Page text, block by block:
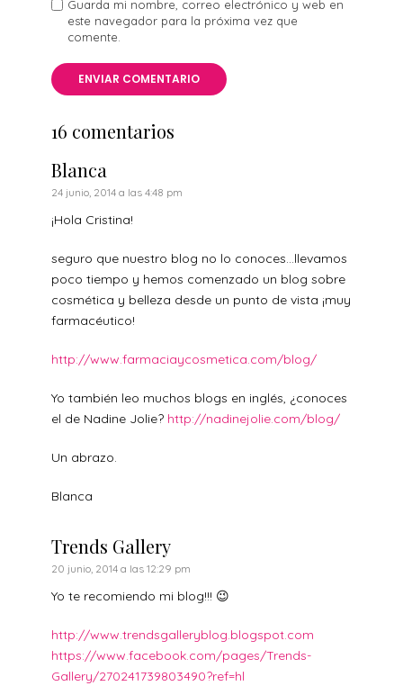
Guarda mi nombre, correo electrónico y web en
este navegador para la próxima vez que
comente.
16 comentarios
Blanca
24 junio, 2014 a las 4:48 pm
¡Hola Cristina!
seguro que nuestro blog no lo conoces…llevamos
poco tiempo y hemos comenzado un blog sobre
cosmética y belleza desde un punto de vista ¡muy
farmacéutico!
http://www.farmaciaycosmetica.com/blog/
Yo también leo muchos blogs en inglés, ¿conoces
el de Nadine Jolie? http://nadinejolie.com/blog/
Un abrazo.
Blanca
Trends Gallery
20 junio, 2014 a las 12:29 pm
Yo te recomiendo mi blog!!! 😉
http://www.trendsgalleryblog.blogspot.com
https://www.facebook.com/pages/Trends-
Gallery/270241739803490?ref=hl